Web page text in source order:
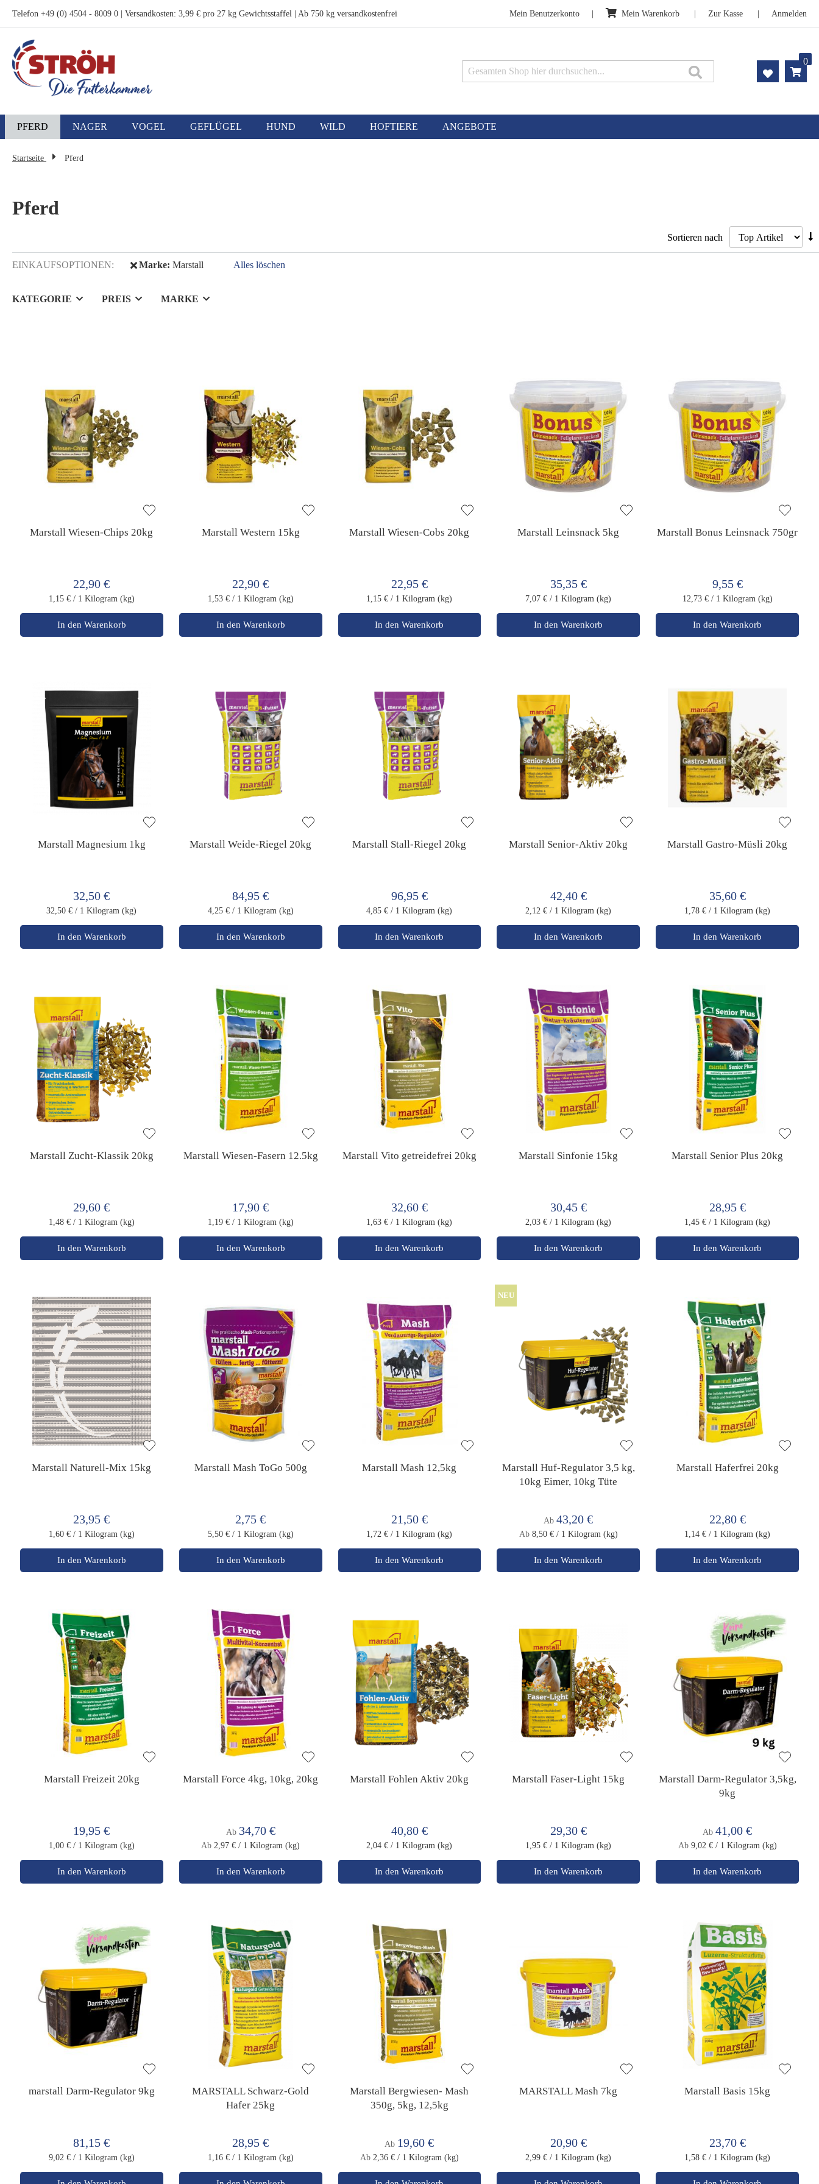
Mein Benutzerkonto Anmelden
Telefon +49 (0) 4504 - 8009 0 | Versandkosten: 3,99 € pro 27 kg Gewichtsstaffel | Ab 750 kg versandkostenfrei Mein Warenkorb Zur Kasse
Zum
Inhalt
springen
0
PFERD NAGER VOGEL GEFLÜGEL HUND WILD HOFTIERE ANGEBOTE
Startseite Pferd
Pferd
EINKAUFSOPTIONEN Marke Marstall
Diesen Artikel entfernen Alles löschen
KATEGORIE PREIS MARKE
Sortieren nach
Marstall Wiesen-Chips 20kg
22,90 €
1,15 € / 1 Kilogram (kg)
In den Warenkorb
Marstall Western 15kg
22,90 €
1,53 € / 1 Kilogram (kg)
In den Warenkorb
Marstall Wiesen-Cobs 20kg
22,95 €
1,15 € / 1 Kilogram (kg)
In den Warenkorb
Marstall Leinsnack 5kg
35,35 €
7,07 € / 1 Kilogram (kg)
In den Warenkorb
Marstall Bonus Leinsnack 750gr
9,55 €
12,73 € / 1 Kilogram (kg)
In den Warenkorb
Marstall Magnesium 1kg
32,50 €
32,50 € / 1 Kilogram (kg)
In den Warenkorb
Marstall Weide-Riegel 20kg
84,95 €
4,25 € / 1 Kilogram (kg)
In den Warenkorb
Marstall Stall-Riegel 20kg
96,95 €
4,85 € / 1 Kilogram (kg)
In den Warenkorb
Marstall Senior-Aktiv 20kg
42,40 €
2,12 € / 1 Kilogram (kg)
In den Warenkorb
Marstall Gastro-Müsli 20kg
35,60 €
1,78 € / 1 Kilogram (kg)
In den Warenkorb
Marstall Zucht-Klassik 20kg
29,60 €
1,48 € / 1 Kilogram (kg)
In den Warenkorb
Marstall Wiesen-Fasern 12.5kg
17,90 €
1,19 € / 1 Kilogram (kg)
In den Warenkorb
Marstall Vito getreidefrei 20kg
32,60 €
1,63 € / 1 Kilogram (kg)
In den Warenkorb
Marstall Sinfonie 15kg
30,45 €
2,03 € / 1 Kilogram (kg)
In den Warenkorb
Marstall Senior Plus 20kg
28,95 €
1,45 € / 1 Kilogram (kg)
In den Warenkorb
Marstall Naturell-Mix 15kg
23,95 €
1,60 € / 1 Kilogram (kg)
In den Warenkorb
Marstall Mash ToGo 500g
2,75 €
5,50 € / 1 Kilogram (kg)
In den Warenkorb
Marstall Mash 12,5kg
21,50 €
1,72 € / 1 Kilogram (kg)
In den Warenkorb
NEU
Marstall Huf-Regulator 3,5 kg,
10kg Eimer, 10kg Tüte
Ab 43,20 €
Ab 8,50 € / 1 Kilogram (kg)
In den Warenkorb
Marstall Haferfrei 20kg
22,80 €
1,14 € / 1 Kilogram (kg)
In den Warenkorb
Marstall Freizeit 20kg
19,95 €
1,00 € / 1 Kilogram (kg)
In den Warenkorb
Marstall Force 4kg, 10kg, 20kg
Ab 34,70 €
Ab 2,97 € / 1 Kilogram (kg)
In den Warenkorb
Marstall Fohlen Aktiv 20kg
40,80 €
2,04 € / 1 Kilogram (kg)
In den Warenkorb
Marstall Faser-Light 15kg
29,30 €
1,95 € / 1 Kilogram (kg)
In den Warenkorb
Marstall Darm-Regulator 3,5kg,
9kg
Ab 41,00 €
Ab 9,02 € / 1 Kilogram (kg)
In den Warenkorb
marstall Darm-Regulator 9kg
81,15 €
9,02 € / 1 Kilogram (kg)
MARSTALL Schwarz-Gold
Hafer 25kg
28,95 €
1,16 € / 1 Kilogram (kg)
Marstall Bergwiesen- Mash
350g, 5kg, 12,5kg
Ab 19,60 €
Ab 2,36 € / 1 Kilogram (kg)
MARSTALL Mash 7kg
20,90 €
2,99 € / 1 Kilogram (kg)
Marstall Basis 15kg
23,70 €
1,58 € / 1 Kilogram (kg)